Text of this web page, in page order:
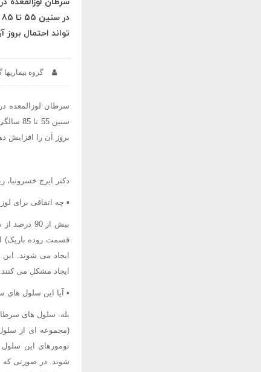
تواند احتمال
گروه بیماریها
سنین
بروز آن را افزایش
دکتر ایرج
▪ چه اتفاقی برای
بیش از
قسمت روده باریک)
ایجاد می شوند.
ایجاد مشکل می
▪ آیا این سلول
بله. سلول های
(مجموعه ای از
تومورهای این
شوند. در صورتی که